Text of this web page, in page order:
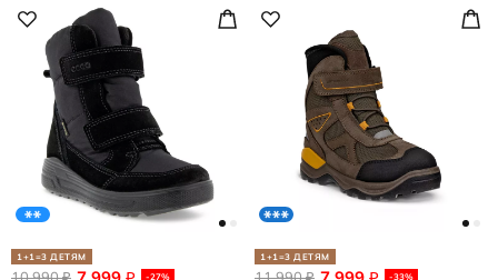
1+1=3 ДЕТЯМ
-27%
1+1=3 ДЕТЯМ
-33%